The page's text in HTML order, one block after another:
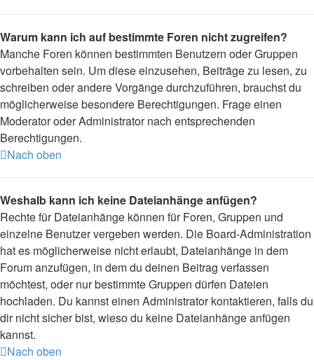
Warum kann ich auf bestimmte Foren nicht zugreifen?
Manche Foren können bestimmten Benutzern oder Gruppen
vorbehalten sein. Um diese einzusehen, Beiträge zu lesen, zu
schreiben oder andere Vorgänge durchzuführen, brauchst du
möglicherweise besondere Berechtigungen. Frage einen
Moderator oder Administrator nach entsprechenden
Berechtigungen.
Nach oben
Weshalb kann ich keine Dateianhänge anfügen?
Rechte für Dateianhänge können für Foren, Gruppen und
einzelne Benutzer vergeben werden. Die Board-Administration
hat es möglicherweise nicht erlaubt, Dateianhänge in dem
Forum anzufügen, in dem du deinen Beitrag verfassen
möchtest, oder nur bestimmte Gruppen dürfen Dateien
hochladen. Du kannst einen Administrator kontaktieren, falls du
dir nicht sicher bist, wieso du keine Dateianhänge anfügen
kannst.
Nach oben